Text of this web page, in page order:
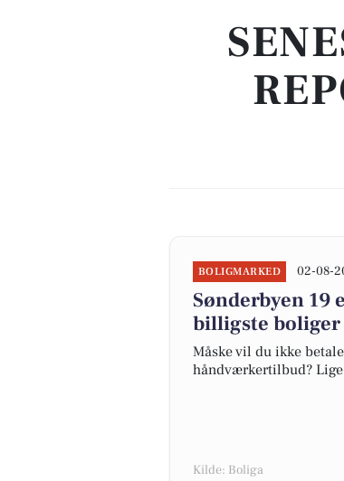
BOLIGMARKED 02-08-
Sønderbyen 19
billigste boliger
Måske vil du ikke
håndværkertilbud?
Kilde: Boliga